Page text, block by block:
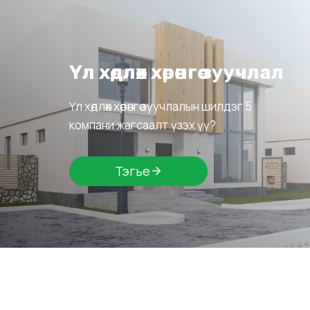
Үл хөдлөх хөрөнгө зуучлал
Үл хөдлөх хөрөнгө зуучлалын шилдэг 5
компани жагсаалт үзэх үү?
Тэгье